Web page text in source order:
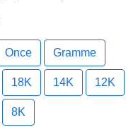
Once Gramme
18K 14K 12K
8K